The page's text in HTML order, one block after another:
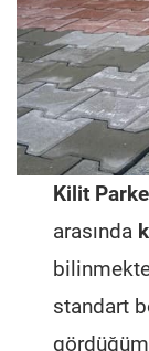
Kilit
arasında
standart